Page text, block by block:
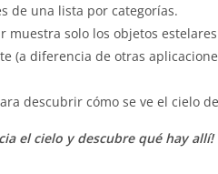
de una lista por categorías.
muestra solo los objetos
(a diferencia de otras
descubrir cómo se ve el cielo
el cielo y descubre qué hay allí!